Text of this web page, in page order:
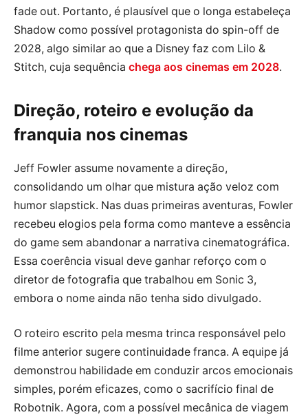
fade out. Portanto, é plausível que o longa estabeleça
Shadow como possível protagonista do spin-off de
2028, algo similar ao que a Disney faz com Lilo &
Stitch, cuja sequência chega aos cinemas em 2028.
Direção, roteiro e evolução da
franquia nos cinemas
Jeff Fowler assume novamente a direção,
consolidando um olhar que mistura ação veloz com
humor slapstick. Nas duas primeiras aventuras, Fowler
recebeu elogios pela forma como manteve a essência
do game sem abandonar a narrativa cinematográfica.
Essa coerência visual deve ganhar reforço com o
diretor de fotografia que trabalhou em Sonic 3,
embora o nome ainda não tenha sido divulgado.
O roteiro escrito pela mesma trinca responsável pelo
filme anterior sugere continuidade franca. A equipe já
demonstrou habilidade em conduzir arcos emocionais
simples, porém eficazes, como o sacrifício final de
Robotnik. Agora, com a possível mecânica de viagem